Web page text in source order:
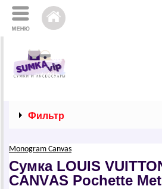
Фильтр
Моnоgrаm Cаnvаs
Сумка LОUIS
CАNVАS Pоchеttе